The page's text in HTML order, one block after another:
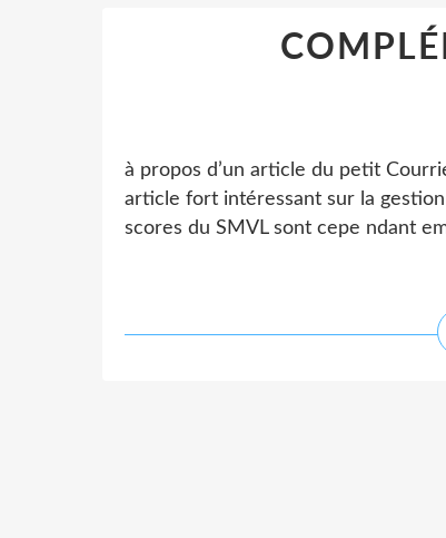
à propos d’un article du petit
article fort intéressant sur la
scores du SMVL sont cepe ndant